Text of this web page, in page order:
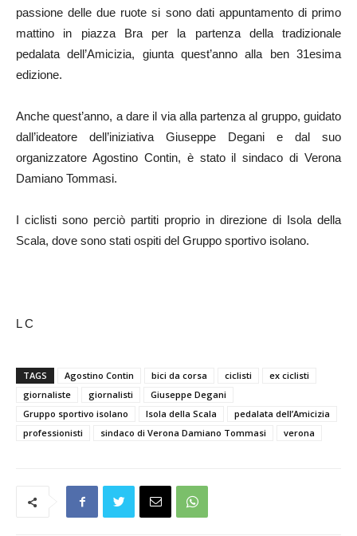
passione delle due ruote si sono dati appuntamento di primo
mattino in piazza Bra per la partenza della tradizionale
pedalata dell’Amicizia, giunta quest’anno alla ben 31esima
edizione.
Anche quest’anno, a dare il via alla partenza al gruppo, guidato
dall’ideatore dell’iniziativa Giuseppe Degani e dal suo
organizzatore Agostino Contin, è stato il sindaco di Verona
Damiano Tommasi.
I ciclisti sono perciò partiti proprio in direzione di Isola della
Scala, dove sono stati ospiti del Gruppo sportivo isolano.
L C
TAGS Agostino Contin bici da corsa ciclisti
ex ciclisti
giornaliste
giornalisti
Giuseppe Degani
Gruppo sportivo isolano
Isola della Scala
pedalata dell’Amicizia
professionisti
sindaco di Verona Damiano Tommasi verona